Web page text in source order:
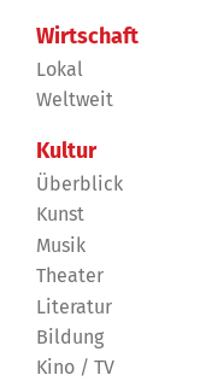
Wirtschaft
Lokal
Weltweit
Kultur
Überblick
Kunst
Musik
Theater
Literatur
Bildung
Kino / TV